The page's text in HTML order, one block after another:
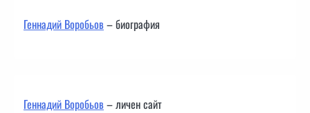
Геннадий Воробьов– биография
Геннадий Воробьов– личен сайт